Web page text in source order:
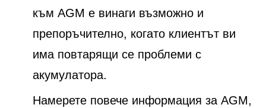
към AGM е винаги възможно и
препоръчително, когато клиентът ви
има повтарящи се проблеми с
акумулатора.
Намерете повече информация за AGM,